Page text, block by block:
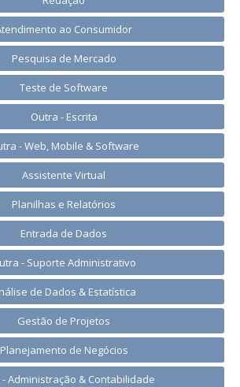
ao Consumidor
Pesquisa de Mercado
Teste de Software
Outra - Escrita
- Web, Mobile & Software
Assistente Virtual
Planilhas e Relatórios
Entrada de Dados
- Suporte Administrativo
de Dados & Estatística
Gestão de Projetos
Planejamento de Negócios
Administração & Contabilidade